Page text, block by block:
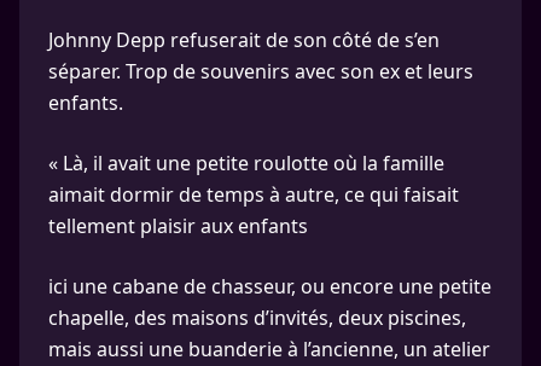
Johnny Depp refuserait de son côté de s’en
séparer. Trop de souvenirs avec son ex et leurs
enfants.
« Là, il avait une petite roulotte où la famille
aimait dormir de temps à autre, ce qui faisait
tellement plaisir aux enfants
ici une cabane de chasseur, ou encore une petite
chapelle, des maisons d’invités, deux piscines,
mais aussi une buanderie à l’ancienne, un atelier